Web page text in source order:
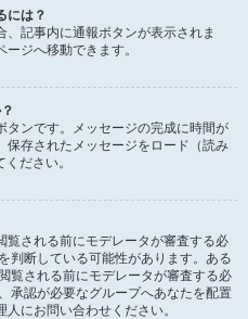
には？
記事内に通報ボタンが表示されま
ジへ移動できます。
タンです。メッセージの完成に時間が
保存されたメッセージをロード（読み
ださい。
覧される前にモデレータが審査する必
判断している可能性があります。ある
覧される前にモデレータが審査する必
承認が必要なグループへあなたを配置
にお問い合わせください。